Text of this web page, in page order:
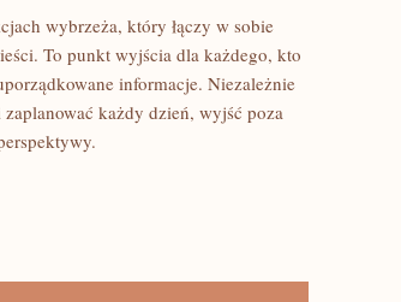
wybrzeża, który łączy w sobie
To punkt wyjścia dla każdego, kto
informacje. Niezależnie
każdy dzień, wyjść poza